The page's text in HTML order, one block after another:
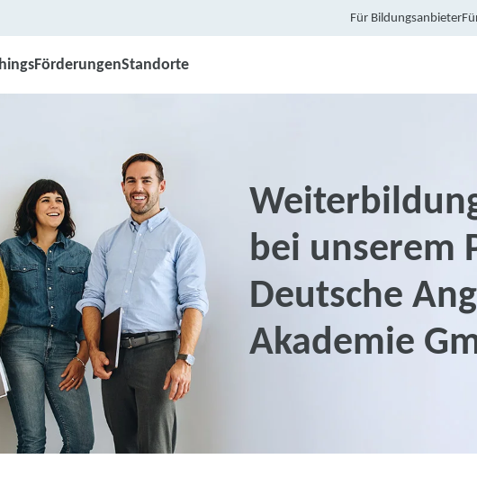
Für Bildungsanbieter
FörderungenStandorte
bei unserem
Deutsche
Akademie